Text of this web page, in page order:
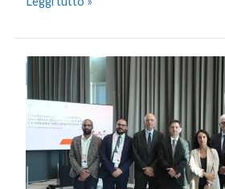
Studio
Pwc-
Jti-
Arel
sostenibilità,
divario